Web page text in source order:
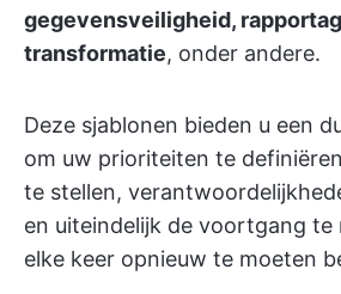
gegevensveiligheid,
transformatie, onder andere.
Deze sjablonen bieden u een
om uw prioriteiten te
te stellen,
en uiteindelijk de voortgang te
elke keer opnieuw te moeten